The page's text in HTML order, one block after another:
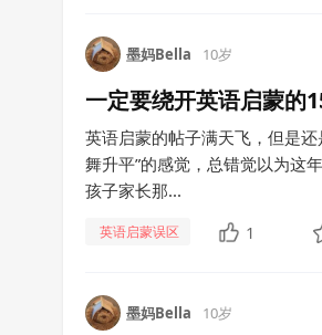
墨妈Bella 10岁
一定要绕开英语启蒙的
英语启蒙的帖子满天飞，但是
舞升平”的感觉，总错觉以为这
孩子家长那...
英语启蒙误区 1
墨妈Bella 10岁